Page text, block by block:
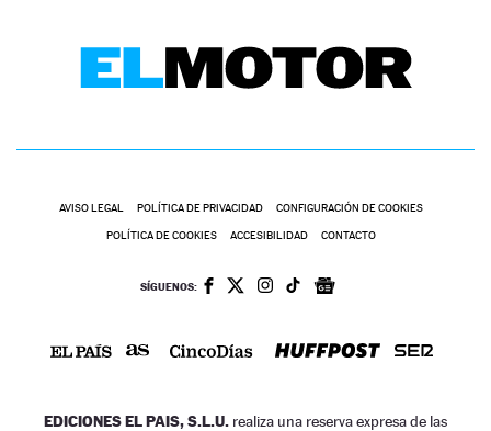
AVISO LEGAL POLÍTICA DE PRIVACIDAD CONFIGURACIÓN DE COOKIES
POLÍTICA DE COOKIES ACCESIBILIDAD CONTACTO
SÍGUENOS:
EDICIONES EL PAIS, S.L.U. realiza una reserva expresa de las